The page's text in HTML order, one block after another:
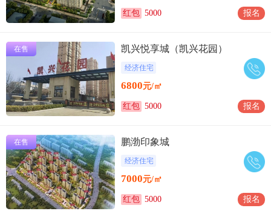
红包 5000 报名
在售 凯兴悦享城（凯兴花园）
经济住宅
6800元/㎡
红包 5000 报名
在售 鹏渤印象城
经济住宅
7000元/㎡
红包 5000 报名